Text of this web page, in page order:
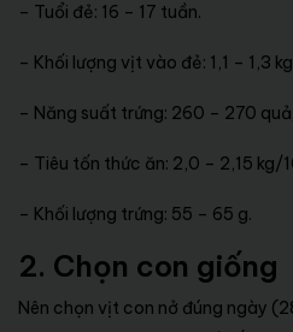
– Tuổi đẻ: 16 – 17 tuần.
– Khối lượng vịt vào đẻ: 1,1 – 1,3
– Năng suất trứng: 260 – 270
– Tiêu tốn thức ăn: 2,0 – 2,15 kg/
– Khối lượng trứng: 55 – 65 g.
2. Chọn con giống
Nên chọn vịt con nở đúng ngày